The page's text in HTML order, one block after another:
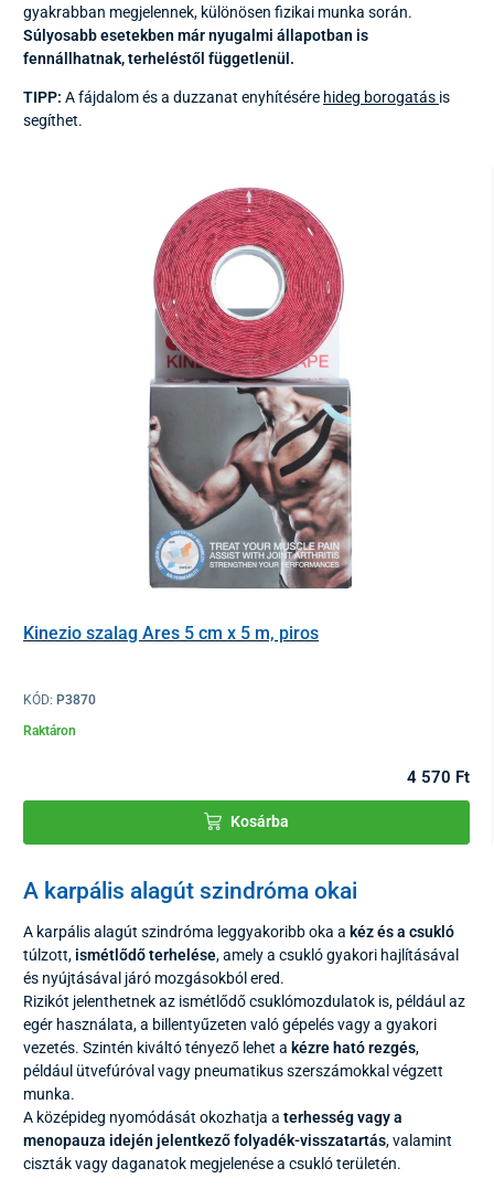
gyakrabban megjelennek, különösen fizikai munka során.
Súlyosabb esetekben már nyugalmi állapotban is
fennállhatnak, terheléstől függetlenül.
TIPP: A fájdalom és a duzzanat enyhítésére hideg borogatás is
segíthet.
Kinezio szalag Ares 5 cm x 5 m, piros
KÓD: P3870
Raktáron
4 570 Ft
Kosárba
A karpális alagút szindróma okai
A karpális alagút szindróma leggyakoribb oka a kéz és a csukló
túlzott, ismétlődő terhelése, amely a csukló gyakori hajlításával
és nyújtásával járó mozgásokból ered.
Rizikót jelenthetnek az ismétlődő csuklómozdulatok is, például az
egér használata, a billentyűzeten való gépelés vagy a gyakori
vezetés. Szintén kiváltó tényező lehet a kézre ható rezgés,
például ütvefúróval vagy pneumatikus szerszámokkal végzett
munka.
A középideg nyomódását okozhatja a terhesség vagy a
menopauza idején jelentkező folyadék-visszatartás, valamint
ciszták vagy daganatok megjelenése a csukló területén.